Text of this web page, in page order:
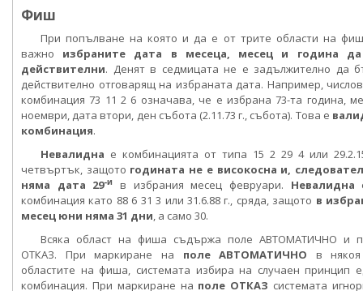
Фиш
При попълване на която и да е от трите области на
важно избраните дата в месеца, месец и година
действителни. Денят в седмицата не е задължително да
действително отговарящ на избраната дата. Например,
комбинация 73 11 2 6 означава, че е избрана 73-та година,
ноември, дата втори, ден събота (2.11.73 г., събота). Това е
комбинация.
Невалидна е комбинацията от типа 15 2 29 4 или
четвъртък, защото годината не е високосна и,
няма дата 29-и в избрания месец февруари. Невалидна
комбинация като 88 6 31 3 или 31.6.88 г., сряда, защото в
месец юни няма 31 дни, а само 30.
Всяка област на фиша съдържа поле АВТОМАТИЧНО и
ОТКАЗ. При маркиране на поле АВТОМАТИЧНО в
областите на фиша, системата избира на случаен принцип
комбинация. При маркиране на поле ОТКАЗ системата